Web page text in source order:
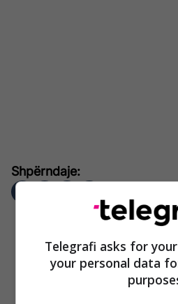
Telegrafi asks for
your personal data